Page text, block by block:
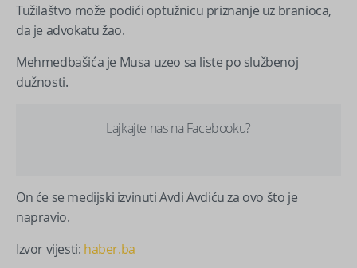
Tužilaštvo može podići optužnicu priznanje uz branioca,
da je advokatu žao.
Mehmedbašića je Musa uzeo sa liste po službenoj
dužnosti.
Lajkajte nas na Facebooku?
On će se medijski izvinuti Avdi Avdiću za ovo što je
napravio.
Izvor vijesti: haber.ba